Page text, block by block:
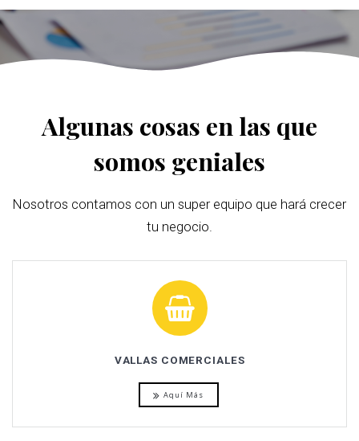
Algunas cosas en las que
somos geniales
Nosotros contamos con un super equipo que hará crecer
tu negocio.
VALLAS COMERCIALES
Aquí Más